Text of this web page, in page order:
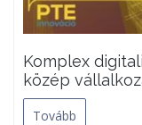
Komplex
közép
Tovább